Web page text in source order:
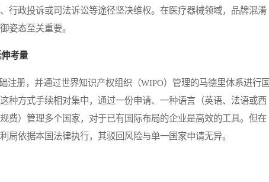
行政投诉或司法诉讼等途径坚决维权。在医疗器械领域，品牌混淆
姿态至关重要。
考量
册，并通过世界知识产权组织（WIPO）管理的马德里体系进行国
种方式手续相对集中，通过一份申请、一种语言（英语、法语或西
费）管理多个国家，对于已有国际布局的企业是高效的工具。但在
局依据本国法律执行，其驳回风险与单一国家申请无异。